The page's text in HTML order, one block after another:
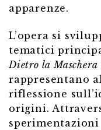
apparenze.
L’opera si
tematici
Dietro la Maschera
rappresentano
riflessione
origini.